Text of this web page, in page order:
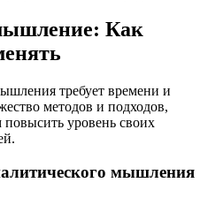
Как
требует времени и
методов и подходов,
повысить уровень своих
мышления